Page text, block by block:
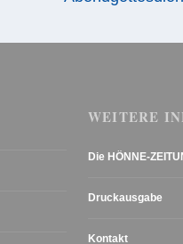
WEITERE
Die HÖNNE-
Druckausgabe
Kontakt